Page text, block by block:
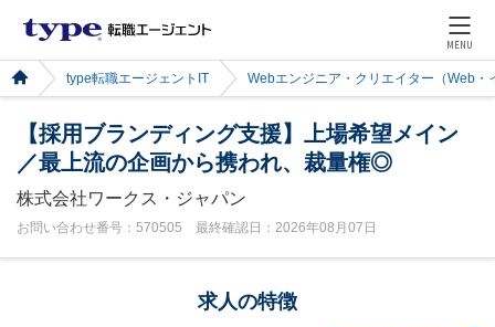
MENU
type転職エージェントIT Webエンジニア・クリエイター（Web・
【採用ブランディング支援】上場希望メイン
／最上流の企画から携われ、裁量権◎
株式会社ワークス・ジャパン
お問い合わせ番号：570505 最終確認日：2026年08月07日
求人の特徴